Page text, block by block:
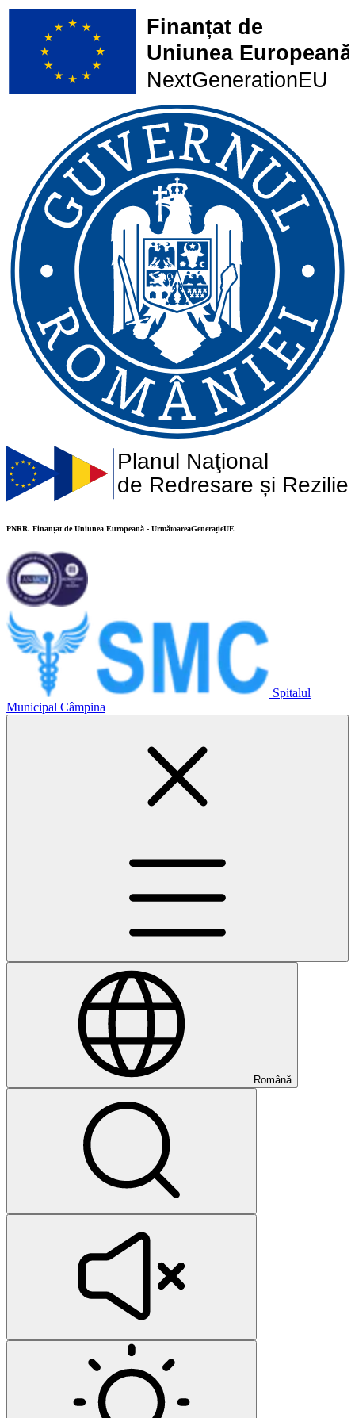
Finanțat de
Uniunea Europeană
NextGenerationEU
Planul Naţional
de Redresare și
PNRR. Finanțat de Uniunea Europeană - UrmătoareaGenerațieUE
Spitalul
Municipal Câmpina
Română